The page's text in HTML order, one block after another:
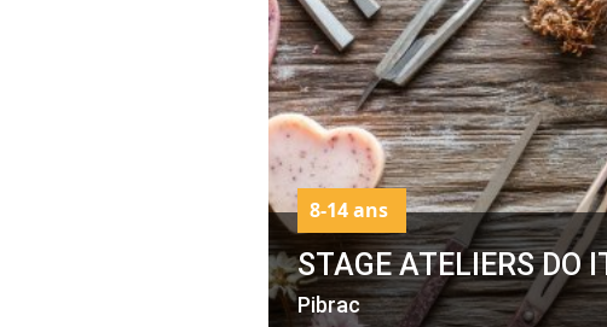
STAGE ATELIERS DO
Pibrac
8-14 ans